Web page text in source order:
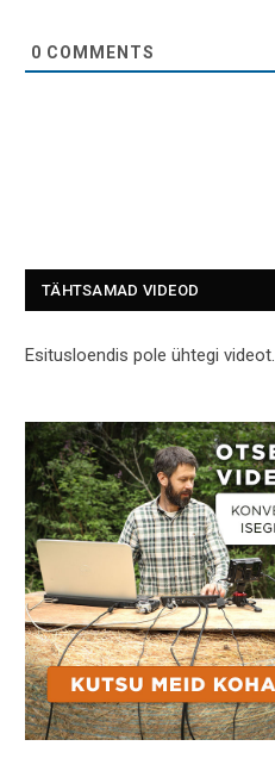
0 COMMENTS
TÄHTSAMAD VIDEOD
Esitusloendis pole ühtegi videot.